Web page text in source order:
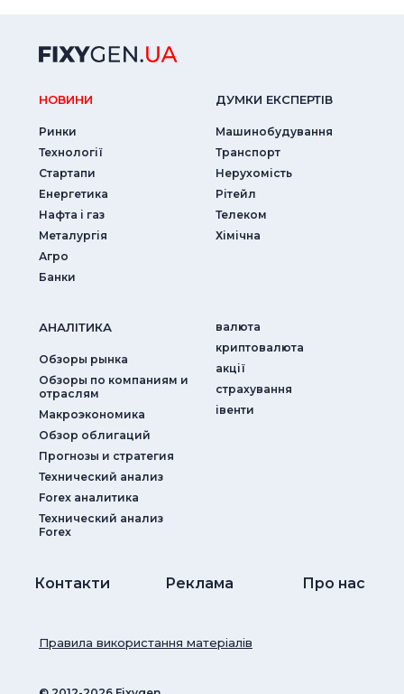
НОВИНИ
Ринки
Технології
Стартапи
Енергетика
Нафта і газ
Металургія
Агро
Банки
ДУМКИ ЕКСПЕРТIВ
Машинобудування
Транспорт
Нерухомість
Рітейл
Телеком
Хімічна
АНАЛIТИКА
Обзоры рынка
Обзоры по компаниям и
отраслям
Макроэкономика
Обзор облигаций
Прогнозы и стратегия
Технический анализ
Forex аналитика
Технический анализ
Forex
валюта
криптовалюта
акції
страхування
iвенти
Контакти Реклама Про нас
Правила використання матеріалів